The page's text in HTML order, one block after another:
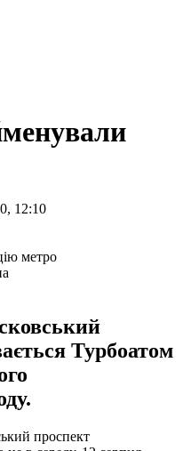
12:10
Турбоатом
проспект